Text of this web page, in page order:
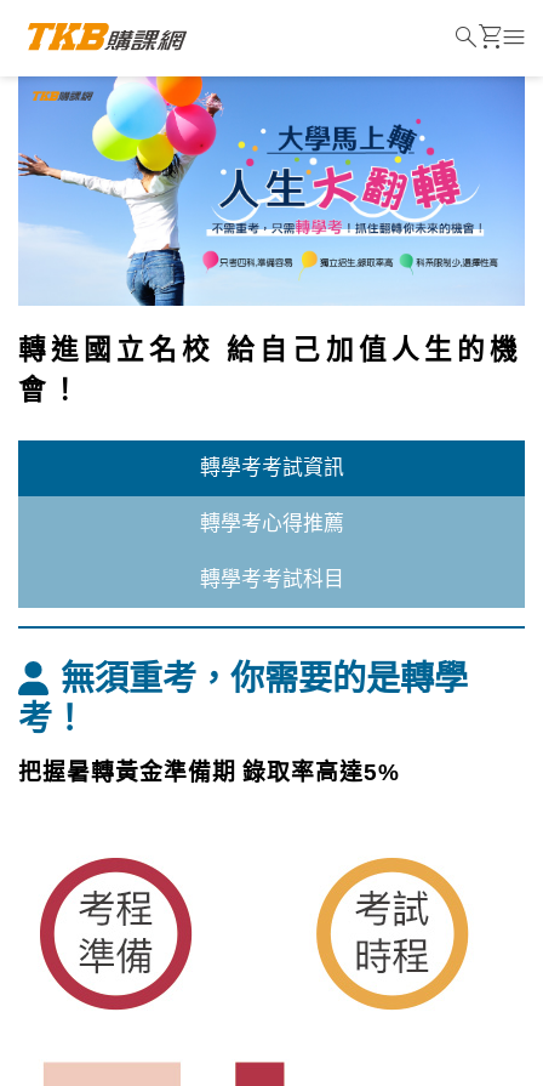
轉進國立名校 給自己加值人生的機
會！
轉學考考試資訊
轉學考心得推薦
轉學考考試科目
無須重考，你需要的是轉學
考！
把握暑轉黃金準備期 錄取率高達5%
searchshopping_cartmenu